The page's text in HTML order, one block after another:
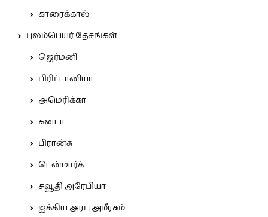
காரைக்கால்
புலம்பெயர் தேசங்கள்
ஜெர்மனி
பிரிட்டானியா
அமெரிக்கா
கனடா
பிரான்சு
டென்மார்க்
சவூதி அரேபியா
ஐக்கிய அரபு அமீரகம்